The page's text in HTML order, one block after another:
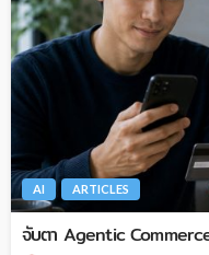
AI ARTICLES
จับตา Agentic